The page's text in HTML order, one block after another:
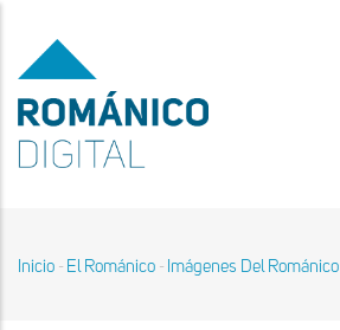
contenido
principal
Sobrescribir
Inicio - El Románico - Imágenes Del Románico